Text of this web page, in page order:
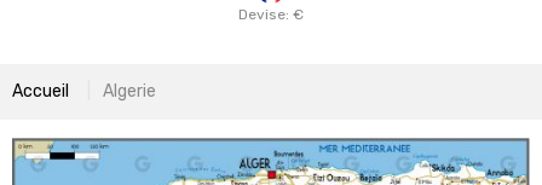
Devise: €
Accueil Algerie